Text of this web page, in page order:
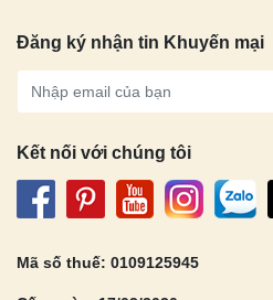
Đăng ký nhận tin Khuyến mại
Kết nối với chúng tôi
Mã số thuế: 0109125945